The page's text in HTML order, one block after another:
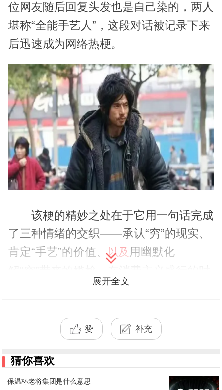
位网友随后回复头发也是自己染的，两人
堪称“全能手艺人”，这段对话被记录下来
后迅速成为网络热梗。
该梗的精妙之处在于它用一句话完成
了三种情绪的交织——承认“穷”的现实、
肯定“手艺”的价值、以及 用幽默化
代，“穷出手艺了”成为DIY文化的一种自
动手做，既
省钱又有成就感。网友们用这
衣、自己做的家具、自己种的菜，本质上
是对“物美价廉”和“动手能力”的一种反向
展开全文
赞 补充
猜你喜欢
保温杯老将集团是什么意思